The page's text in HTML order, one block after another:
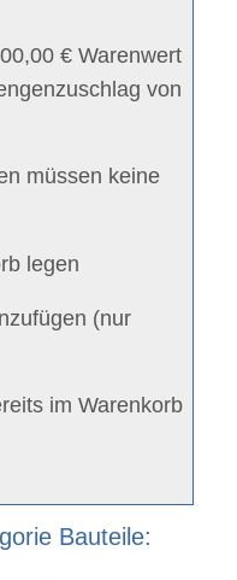
€ Warenwert
von
müssen keine
legen
(nur
im Warenkorb
Bauteile: